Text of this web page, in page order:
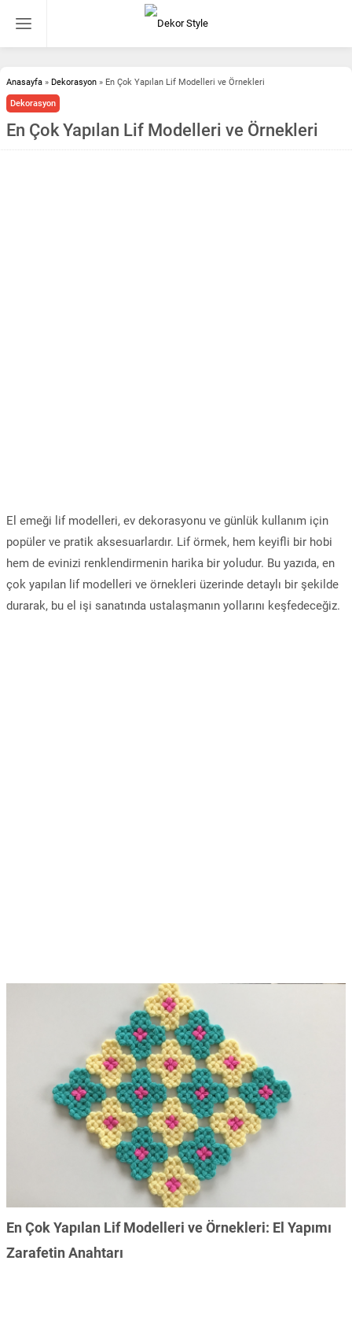
Anasayfa » Dekorasyon » En Çok Yapılan Lif Modelleri ve Örnekleri
Dekorasyon
En Çok Yapılan Lif Modelleri ve Örnekleri
El emeği lif modelleri, ev dekorasyonu ve günlük kullanım için
popüler ve pratik aksesuarlardır. Lif örmek, hem keyifli bir hobi
hem de evinizi renklendirmenin harika bir yoludur. Bu yazıda, en
çok yapılan lif modelleri ve örnekleri üzerinde detaylı bir şekilde
durarak, bu el işi sanatında ustalaşmanın yollarını keşfedeceğiz.
En Çok Yapılan Lif Modelleri ve Örnekleri: El Yapımı
Zarafetin Anahtarı